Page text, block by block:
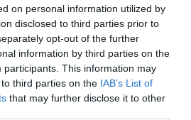
on personal information utilized by
disclosed to third parties prior to
opt-out of the further
information by third parties on the
participants. This information may
third parties on the IAB’s List of
that may further disclose it to other
κρησφύγετο δειλίας και